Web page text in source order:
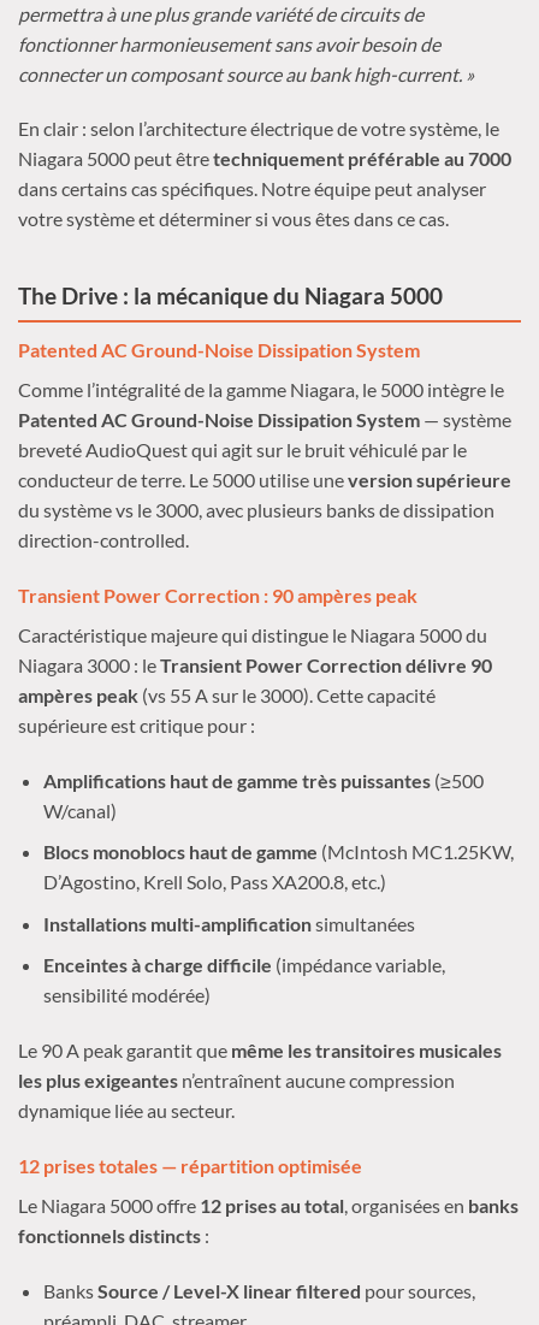
permettra à une plus grande variété de circuits de
fonctionner harmonieusement sans avoir besoin de
connecter un composant source au bank high-current. »
En clair : selon l’architecture électrique de votre système, le
Niagara 5000 peut êtretechniquement préférable au 7000
dans certains cas spécifiques. Notre équipe peut analyser
votre système et déterminer si vous êtes dans ce cas.
The Drive : la mécanique du Niagara 5000
Patented AC Ground-Noise Dissipation System
Comme l’intégralité de la gamme Niagara, le 5000 intègre le
Patented AC Ground-Noise Dissipation System — système
breveté AudioQuest qui agit sur le bruit véhiculé par le
conducteur de terre. Le 5000 utilise uneversion supérieure
du système vs le 3000, avec plusieurs banks de dissipation
direction-controlled.
Transient Power Correction : 90 ampères peak
Caractéristique majeure qui distingue le Niagara 5000 du
Niagara 3000 : leTransient Power Correction délivre 90
ampères peak (vs 55 A sur le 3000). Cette capacité
supérieure est critique pour :
Amplifications haut de gamme très puissantes(≥500
W/canal)
Blocs monoblocs haut de gamme (McIntosh MC1.25KW,
D’Agostino, Krell Solo, Pass XA200.8, etc.)
Installations multi-amplificationsimultanées
Enceintes à charge difficile (impédance variable,
sensibilité modérée)
Le 90 A peak garantit que même les transitoires musicales
les plus exigeantes n’entraînent aucune compression
dynamique liée au secteur.
12 prises totales — répartition optimisée
Le Niagara 5000 offre 12 prises au total, organisées en banks
fonctionnels distincts :
BanksSource / Level-X linear filtered pour sources,
préampli, DAC, streamer